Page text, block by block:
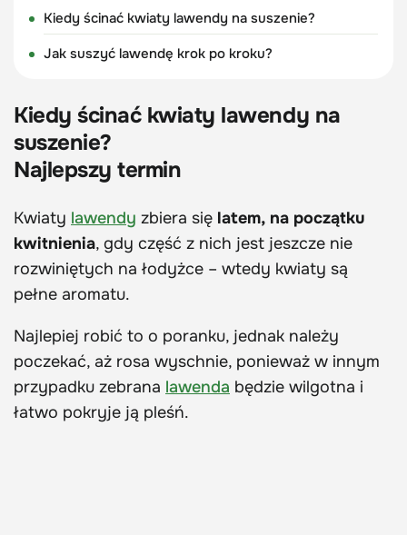
Kiedy ścinać kwiaty lawendy na suszenie?
Jak suszyć lawendę krok po kroku?
Kiedy ścinać kwiaty lawendy na
suszenie?
Najlepszy termin
Kwiaty lawendy zbiera się latem, na początku
kwitnienia, gdy część z nich jest jeszcze nie
rozwiniętych na łodyżce – wtedy kwiaty są
pełne aromatu.
Najlepiej robić to o poranku, jednak należy
poczekać, aż rosa wyschnie, ponieważ w innym
przypadku zebrana lawenda będzie wilgotna i
łatwo pokryje ją pleśń.